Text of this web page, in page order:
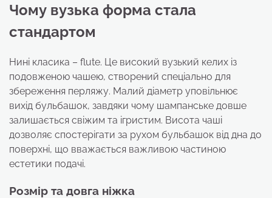
Чому вузька форма стала
стандартом
Нині класика – flute. Це високий вузький келих із
подовженою чашею, створений спеціально для
збереження перляжу. Малий діаметр уповільнює
вихід бульбашок, завдяки чому шампанське довше
залишається свіжим та ігристим. Висота чаші
дозволяє спостерігати за рухом бульбашок від дна до
поверхні, що вважається важливою частиною
естетики подачі.
Розмір та довга ніжка